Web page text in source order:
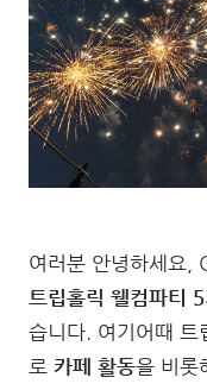
여러분 안녕하세요,
트립홀릭 웰컴파티
습니다. 여기어때 트
로 카페 활동을 비롯